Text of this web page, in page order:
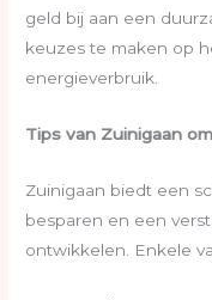
geld bij aan een
keuzes te maken op
energieverbruik.
Tips van Zuinigaan
Zuinigaan biedt een
besparen en een
ontwikkelen. Enkele